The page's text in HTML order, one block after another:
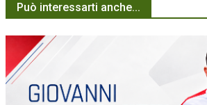
Può interessarti anche...